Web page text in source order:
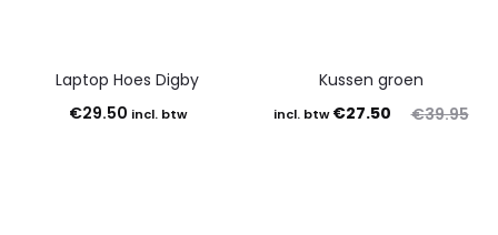
Laptop Hoes Digby
€29.50 incl. btw
Kussen groen
€39.95
Oorspronkelijke
€27.50
Huidige
incl. btw